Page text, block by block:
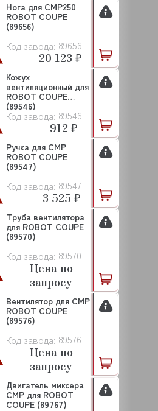
Код завода: 89656
Нога для CMP250
ROBOT COUPE
(89656)
20 123 ₽
Код завода: 89546
Кожух
вентиляционный для
ROBOT COUPE
(89546)
912 ₽
Код завода: 89547
Ручка для CMP
ROBOT COUPE
(89547)
3 525 ₽
Код завода: 89570
Труба вентилятора
для ROBOT COUPE
(89570)
Цена по
запросу
Код завода: 89576
Вентилятор для CMP
ROBOT COUPE
(89576)
Цена по
запросу
Двигатель миксера
CMP для ROBOT
COUPE (89767)